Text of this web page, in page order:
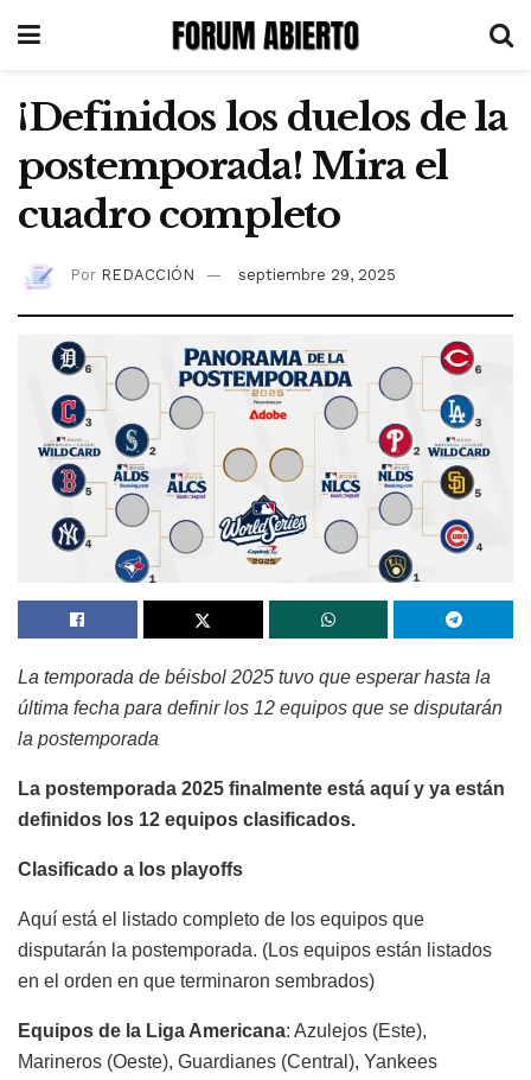
¡Definidos los duelos de la
postemporada! Mira el
cuadro completo
Por REDACCIÓN septiembre 29, 2025
La temporada de béisbol 2025 tuvo que esperar hasta la
última fecha para definir los 12 equipos que se disputarán
la postemporada
La postemporada 2025 finalmente está aquí y ya están
definidos los 12 equipos clasificados.
Clasificado a los playoffs
Aquí está el listado completo de los equipos que
disputarán la postemporada. (Los equipos están listados
en el orden en que terminaron sembrados)
Equipos de la Liga Americana: Azulejos (Este),
Marineros (Oeste), Guardianes (Central), Yankees